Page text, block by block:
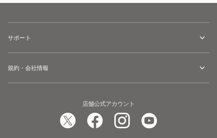
サポート
規約・会社情報
店舗公式アカウント